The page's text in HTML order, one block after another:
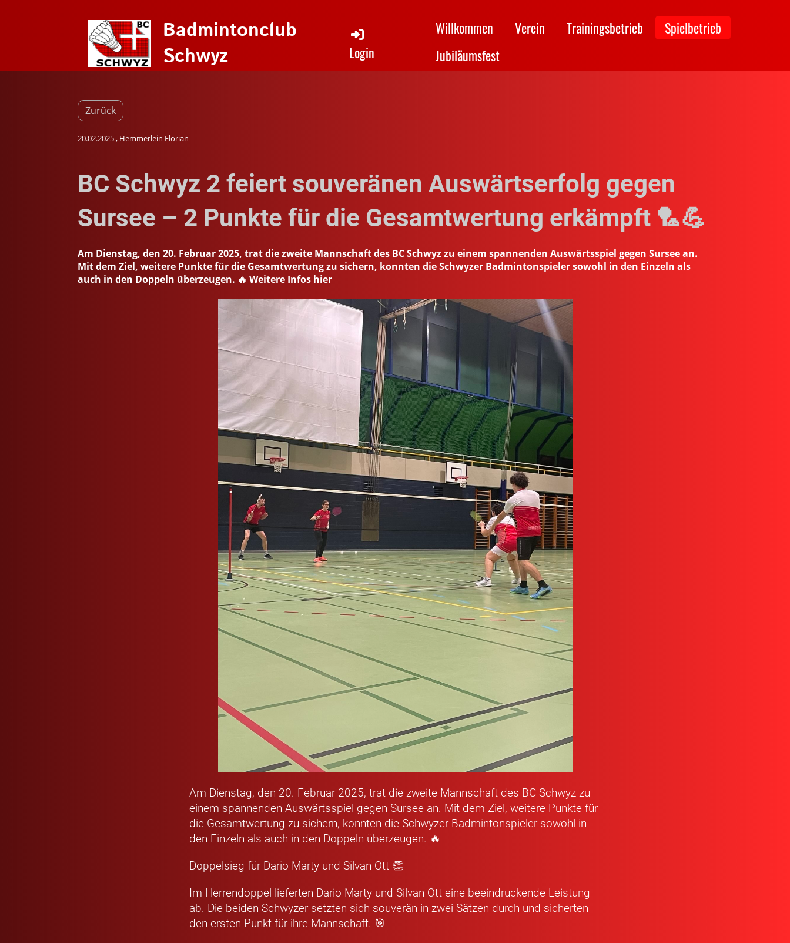
Willkommen Verein Trainingsbetrieb
Spielbetrieb
Jubiläumsfest
Login
Badmintonclub
Schwyz
Zurück
20.02.2025, Hemmerlein Florian
BC Schwyz 2 feiert souveränen Auswärtserfolg gegen
Sursee – 2 Punkte für die Gesamtwertung erkämpft 🏸💪
Am Dienstag, den 20. Februar 2025, trat die zweite Mannschaft des BC Schwyz zu einem spannenden Auswärtsspiel gegen Sursee an.
Mit dem Ziel, weitere Punkte für die Gesamtwertung zu sichern, konnten die Schwyzer Badmintonspieler sowohl in den Einzeln als
auch in den Doppeln überzeugen. 🔥 Weitere Infos hier
Am Dienstag, den 20. Februar 2025, trat die zweite Mannschaft des BC Schwyz zu
einem spannenden Auswärtsspiel gegen Sursee an. Mit dem Ziel, weitere Punkte für
die Gesamtwertung zu sichern, konnten die Schwyzer Badmintonspieler sowohl in
den Einzeln als auch in den Doppeln überzeugen. 🔥
Doppelsieg für Dario Marty und Silvan Ott 👏
Im Herrendoppel lieferten Dario Marty und Silvan Ott eine beeindruckende Leistung
ab. Die beiden Schwyzer setzten sich souverän in zwei Sätzen durch und sicherten
den ersten Punkt für ihre Mannschaft. 🎯